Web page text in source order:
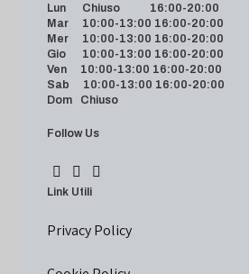
Lun Chiuso 16:00-20:00
Mar 10:00-13:00 16:00-20:00
Mer 10:00-13:00 16:00-20:00
Gio 10:00-13:00 16:00-20:00
Ven 10:00-13:00 16:00-20:00
Sab 10:00-13:00 16:00-20:00
Dom Chiuso
Follow Us
Link Utili
Privacy Policy